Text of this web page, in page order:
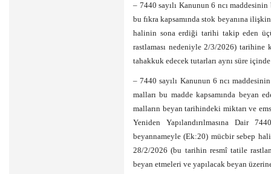
– 7440 sayılı Kanunun 6 ncı
bu fıkra kapsamında stok beyanına
halinin sona erdiği tarihi takip eden
rastlaması nedeniyle 2/3/2026) tarihine
tahakkuk edecek tutarları aynı süre
– 7440 sayılı Kanunun 6 ncı
malları bu madde kapsamında beyan
malların beyan tarihindeki miktarı ve
Yeniden Yapılandırılmasına Dair
beyannameyle (Ek:20) mücbir sebep
28/2/2026 (bu tarihin resmî tatile
beyan etmeleri ve yapılacak beyan